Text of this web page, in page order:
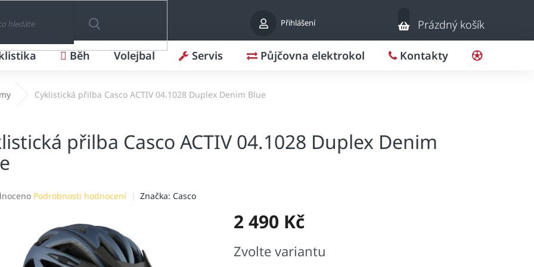
Přihlášení
HLEDAT
Nákupní
košík
Prázdný košík
Běh Volejbal Servis Půjčovna elektrokol Kontakty
Cyklistická přilba Casco ACTIV 04.1028 Duplex Denim Blue
přilba Casco ACTIV 04.1028 Duplex Denim
Podrobnosti hodnocení Značka: Casco
2 490 Kč
cena:
Zvolte variantu